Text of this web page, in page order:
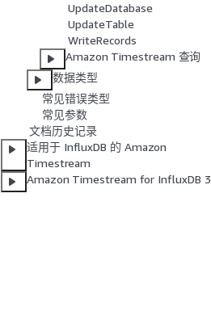
UpdateDatabase
UpdateTable
WriteRecords
Amazon Timestream 查询
数据类型
常见错误类型
常见参数
文档历史记录
适用于 InfluxDB 的 Amazon
Timestream
Amazon Timestream for InfluxDB 3